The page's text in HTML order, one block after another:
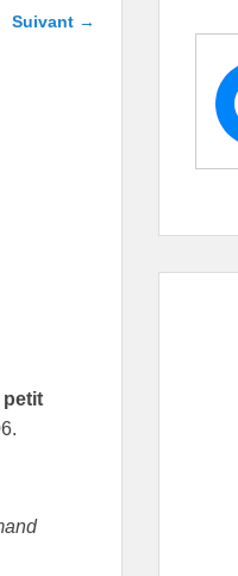
dans les
Suivant →
petit